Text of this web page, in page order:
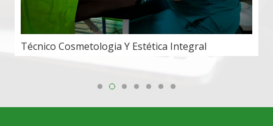
Técnico En Belleza Integral